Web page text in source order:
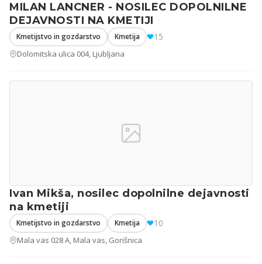
MILAN LANCNER - NOSILEC DOPOLNILNE
DEJAVNOSTI NA KMETIJI
Kmetijstvo in gozdarstvo Kmetija 15
Dolomitska ulica 004, Ljubljana
Ivan Mikša, nosilec dopolnilne dejavnosti
na kmetiji
Kmetijstvo in gozdarstvo Kmetija 10
Mala vas 028 A, Mala vas, Gorišnica